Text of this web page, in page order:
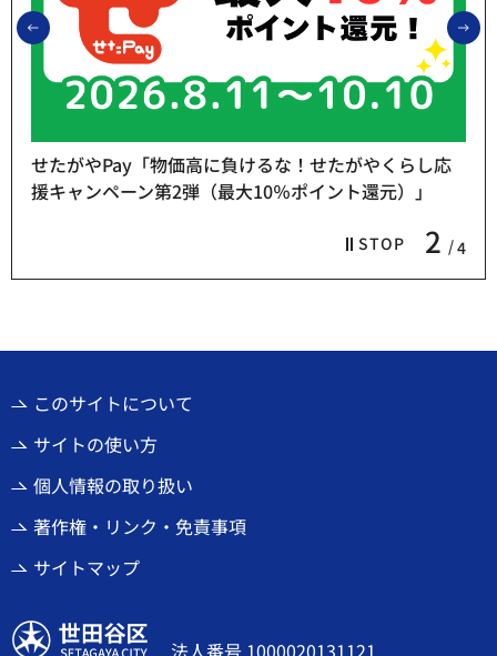
前のスライドを表示
STOP 2 4
せたがやPay「物価高に負けるな！せたがやくらし応
援キャンペーン第2弾（最大10％ポイント還元）」
このサイトについて
サイトの使い方
個人情報の取り扱い
著作権・リンク・免責事項
サイトマップ
世田谷区
法人番号 1000020131121